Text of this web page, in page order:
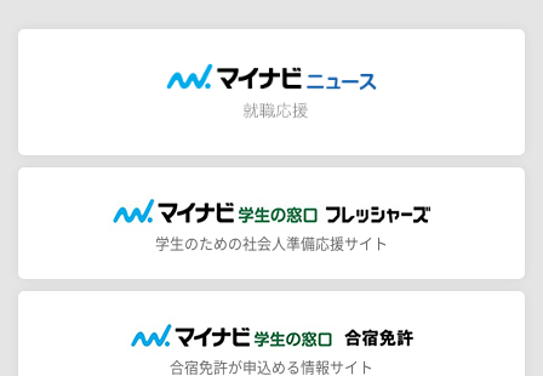
学生のための社会人準備応援サイト
合宿免許が申込める情報サイト